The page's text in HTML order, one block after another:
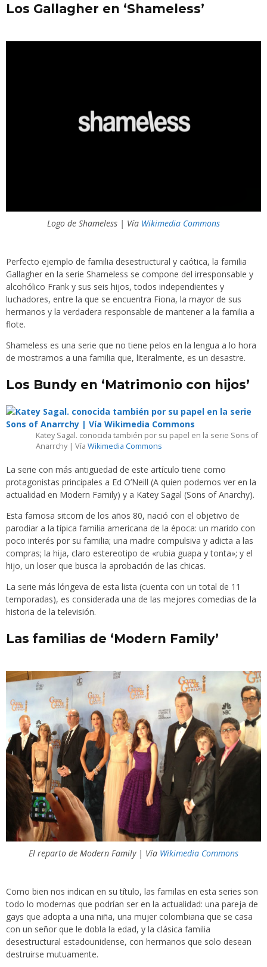
Los Gallagher en ‘Shameless’
Logo de Shameless | Vía Wikimedia Commons
Perfecto ejemplo de familia desestructural y caótica, la familia
Gallagher en la serie Shameless se compone del irresponsable y
alcohólico Frank y sus seis hijos, todos independientes y
luchadores, entre la que se encuentra Fiona, la mayor de sus
hermanos y la verdadera responsable de mantener a la familia a
flote.
Shameless es una serie que no tiene pelos en la lengua a lo hora
de mostrarnos a una familia que, literalmente, es un desastre.
Los Bundy en ‘Matrimonio con hijos’
Katey Sagal. conocida también por su papel en la serie Sons of
Anarrchy | Vía Wikimedia Commons
La serie con más antigüedad de este artículo tiene como
protagonistas principales a Ed O’Neill (A quien podemos ver en la
actualidad en Modern Family) y a Katey Sagal (Sons of Anarchy).
Esta famosa sitcom de los años 80, nació con el objetivo de
parodiar a la típica familia americana de la época: un marido con
poco interés por su familia; una madre compulsiva y adicta a las
compras; la hija, claro estereotipo de «rubia guapa y tonta»; y el
hijo, un loser que busca la aprobación de las chicas.
La serie más lóngeva de esta lista (cuenta con un total de 11
temporadas), es considerada una de las mejores comedias de la
historia de la televisión.
Las familias de ‘Modern Family’
El reparto de Modern Family | Vía Wikimedia Commons
Como bien nos indican en su título, las familas en esta series son
todo lo modernas que podrían ser en la actualidad: una pareja de
gays que adopta a una niña, una mujer colombiana que se casa
con un señor que le dobla la edad, y la clásica familia
desestructural estadounidense, con hermanos que solo desean
destruirse mutuamente.